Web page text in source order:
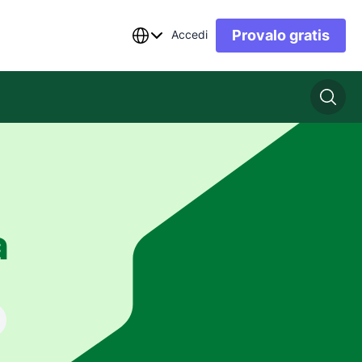
Accedi Provalo gratis